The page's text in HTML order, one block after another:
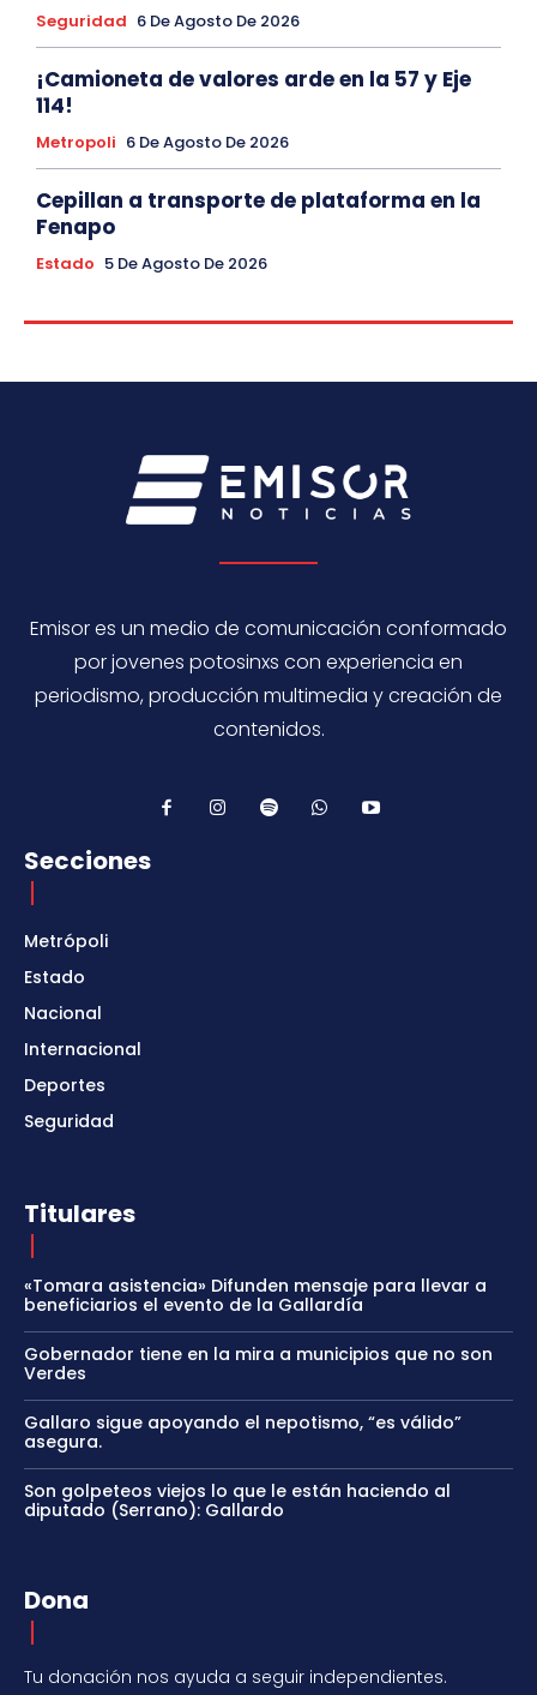
Seguridad 6 De Agosto De 2026
¡Camioneta de valores arde en la 57 y Eje
114!
Metropoli 6 De Agosto De 2026
Cepillan a transporte de plataforma en la
Fenapo
Estado 5 De Agosto De 2026
Emisor es un medio de comunicación conformado
por jovenes potosinxs con experiencia en
periodismo, producción multimedia y creación de
contenidos.
Secciones
Metrópoli
Estado
Nacional
Internacional
Deportes
Seguridad
Titulares
«Tomara asistencia» Difunden mensaje para llevar a
beneficiarios el evento de la Gallardía
Gobernador tiene en la mira a municipios que no son
Verdes
Gallaro sigue apoyando el nepotismo, “es válido”
asegura.
Son golpeteos viejos lo que le están haciendo al
diputado (Serrano): Gallardo
Dona
Tu donación nos ayuda a seguir independientes.